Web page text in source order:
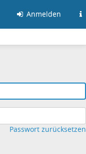
Anmelden
Passwort zurücksetzen